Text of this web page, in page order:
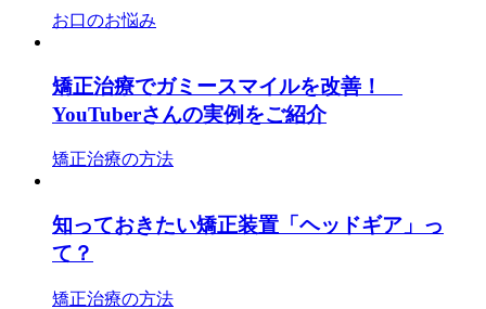
お口のお悩み
矯正治療でガミースマイルを改善！
YouTuberさんの実例をご紹介
矯正治療の方法
知っておきたい矯正装置「ヘッドギア」っ
て？
矯正治療の方法